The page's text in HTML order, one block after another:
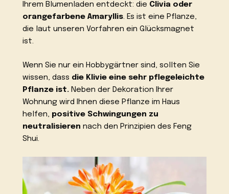
Ihrem Blumenladen entdeckt: die Clivia oder
orangefarbene Amaryllis. Es ist eine Pflanze,
die laut unseren Vorfahren ein Glücksmagnet
ist.
Wenn Sie nur ein Hobbygärtner sind, sollten Sie
wissen, dass die Klivie eine sehr pflegeleichte
Pflanze ist. Neben der Dekoration Ihrer
Wohnung wird Ihnen diese Pflanze im Haus
helfen, positive Schwingungen zu
neutralisieren nach den Prinzipien des Feng
Shui.